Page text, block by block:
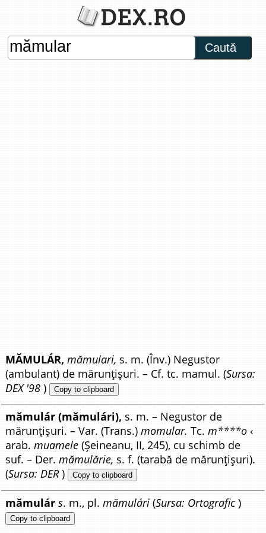
Caută
MĂMULÁR, mămulari, s. m. (Înv.) Negustor
(ambulant) de mărunțișuri. – Cf. tc. mamul. (Sursa:
DEX '98 ) Copy to clipboard
mămulár (mămulári), s. m. – Negustor de
mărunțișuri. – Var. (Trans.)momular. Tc.m****o ‹
arab.muamele (Șeineanu, II, 245), cu schimb de
suf. – Der.mămulărie, s. f. (tarabă de mărunțișuri).
(Sursa: DER) Copy to clipboard
mămulár s. m., pl.mămulári (Sursa: Ortografic )
Copy to clipboard